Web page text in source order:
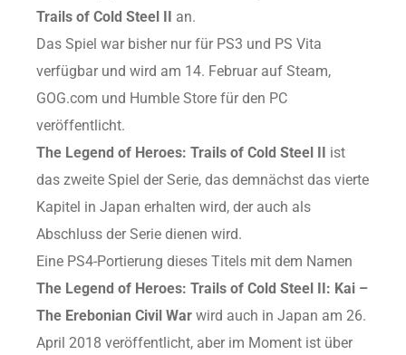
Trails of Cold Steel II
an.
Das Spiel war bisher nur für PS3 und PS Vita
verfügbar und wird am 14. Februar auf Steam,
GOG.com und Humble Store für den PC
veröffentlicht.
The Legend of Heroes: Trails of Cold Steel II
ist
das zweite Spiel der Serie, das demnächst das vierte
Kapitel in Japan erhalten wird, der auch als
Abschluss der Serie dienen wird.
Eine PS4-Portierung dieses Titels mit dem Namen
The Legend of Heroes: Trails of Cold Steel II: Kai –
The Erebonian Civil War wird auch in Japan am 26.
April 2018 veröffentlicht, aber im Moment ist über